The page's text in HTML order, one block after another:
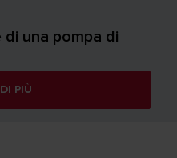
di una pompa di
PIÙ